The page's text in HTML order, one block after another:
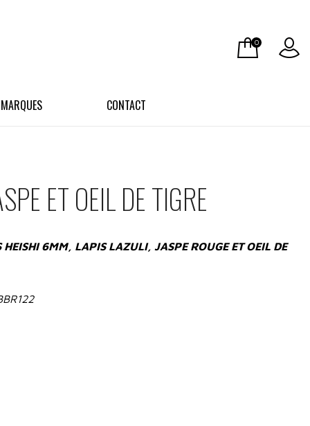
0
CONTACT
ET OEIL DE TIGRE
HEISHI 6MM, LAPIS LAZULI, JASPE ROUGE ET OEIL DE